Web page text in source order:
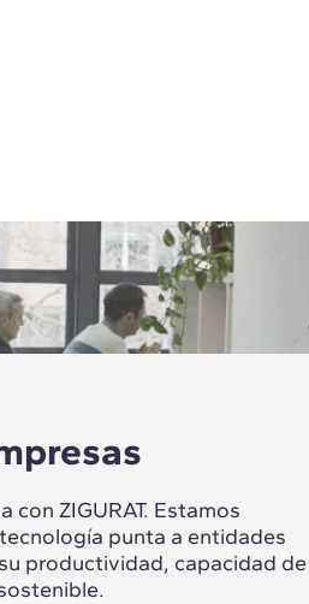
ZIGURAT. Estamos
punta a entidades
productividad, capacidad de